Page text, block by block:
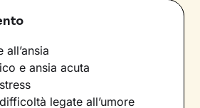
e ansia acuta
legate all’umore